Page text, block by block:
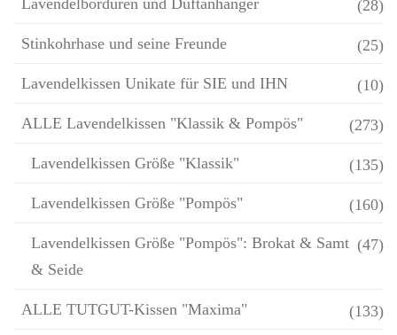
Lavendelbordüren und Duftanhänger (28)
Stinkohrhase und seine Freunde (25)
Lavendelkissen Unikate für SIE und IHN (10)
ALLE Lavendelkissen "Klassik & Pompös" (273)
Lavendelkissen Größe "Klassik" (135)
Lavendelkissen Größe "Pompös" (160)
Lavendelkissen Größe "Pompös": Brokat & Samt
& Seide
(47)
ALLE TUTGUT-Kissen "Maxima" (133)